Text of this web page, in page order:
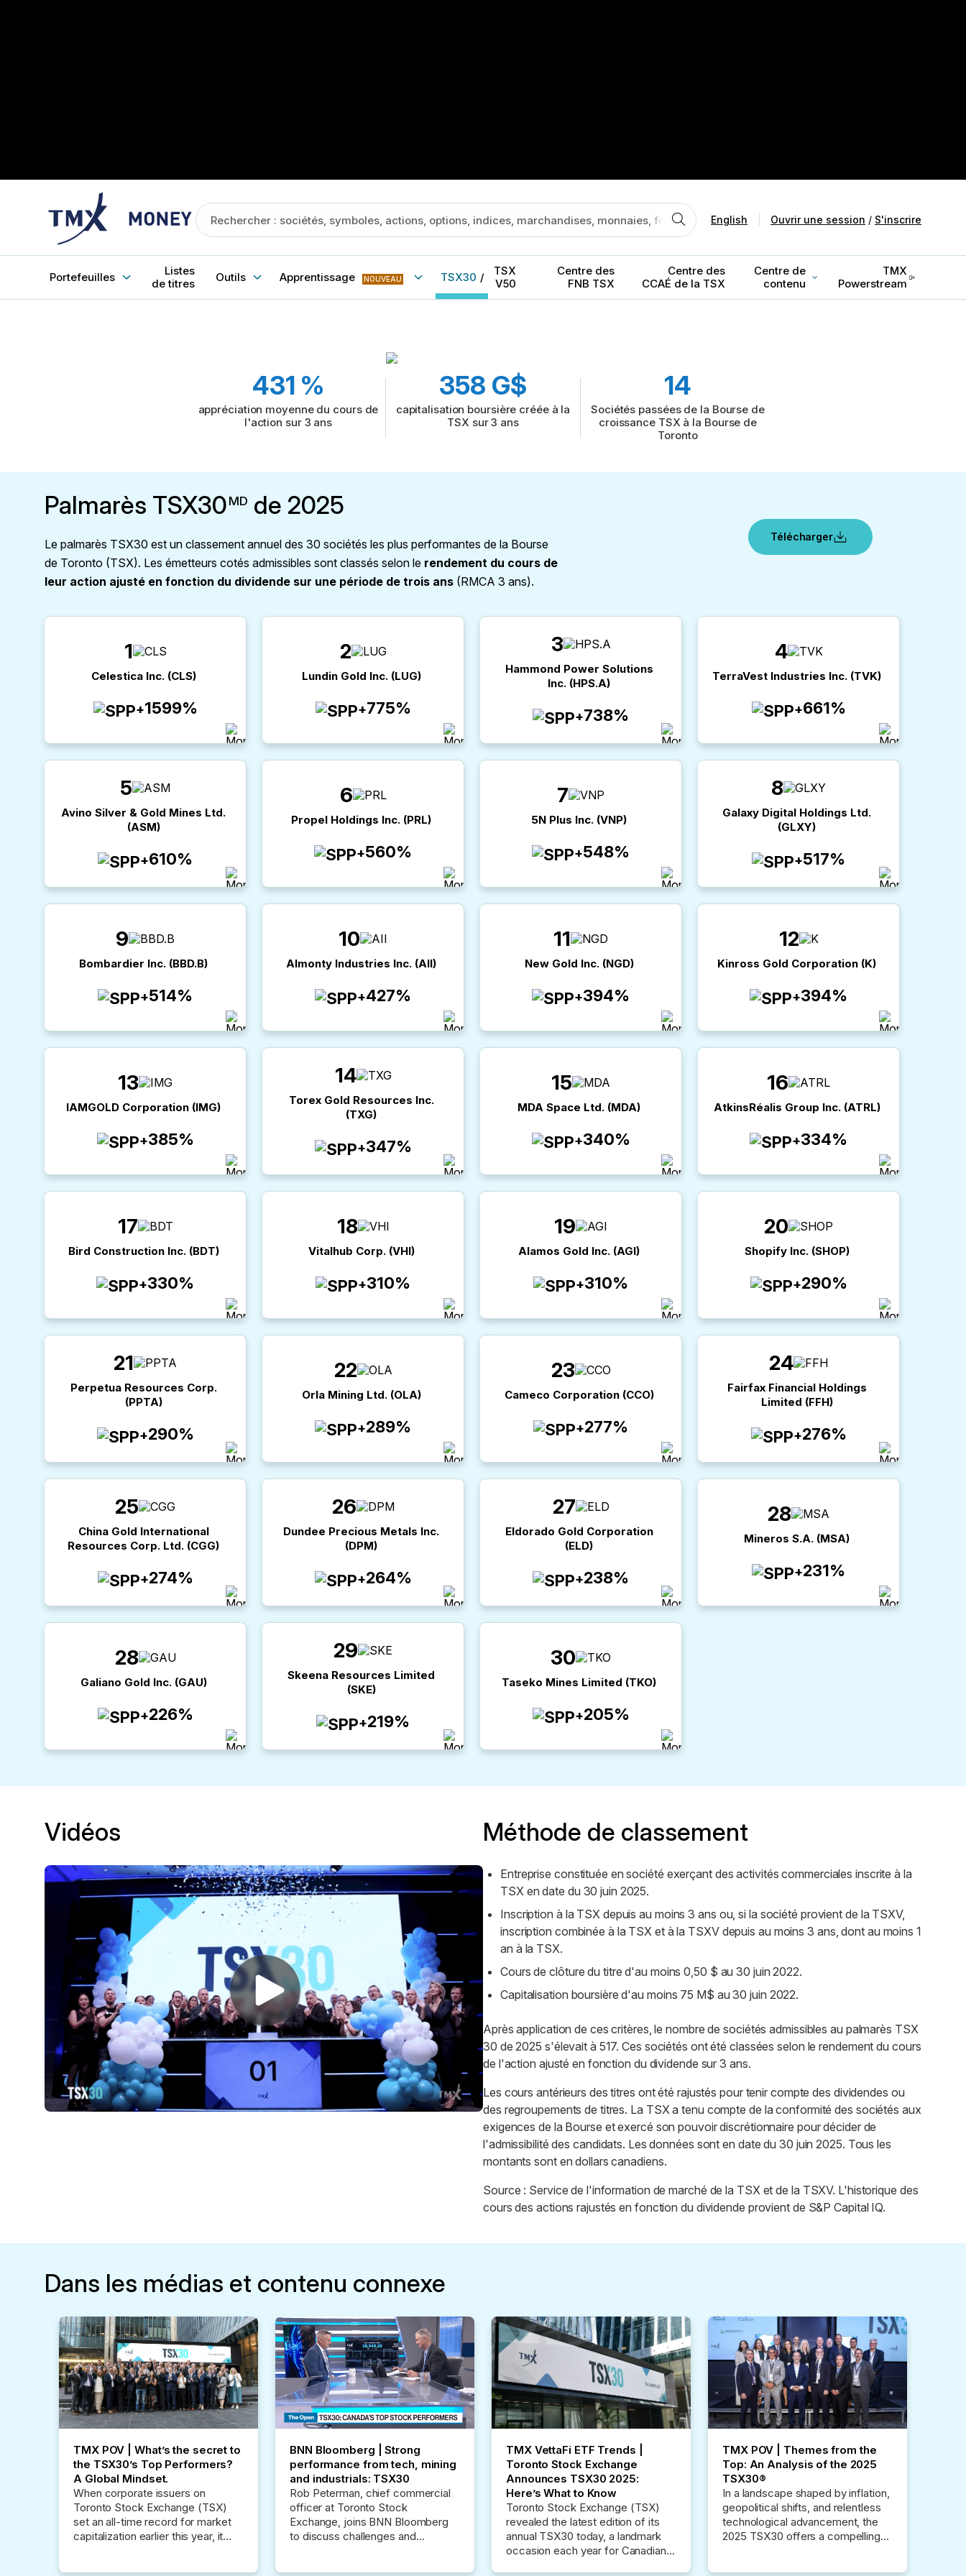
English Ouvrir une session / S'inscrire
Portefeuilles
Listes
de titres
Outils Apprentissage NOUVEAU TSX30 /
TSX
V50
Centre des
FNB TSX
Centre des
CCAÉ de la TSX
Centre de
contenu
TMX
Powerstream
431 %
appréciation moyenne du cours de
l'action sur 3 ans
358 G$
capitalisation boursière créée à la
TSX sur 3 ans
14
Sociétés passées de la Bourse de
croissance TSX à la Bourse de
Toronto
Palmarès TSX30 MD de 2025
Le palmarès TSX30 est un classement annuel des 30 sociétés les plus performantes de la Bourse
de Toronto (TSX). Les émetteurs cotés admissibles sont classés selon le rendement du cours de
leur action ajusté en fonction du dividende sur une période de trois ans (RMCA 3 ans).
Télécharger
1
Celestica Inc. (CLS)
+1599%
2
Lundin Gold Inc. (LUG)
+775%
3
Hammond Power Solutions
Inc. (HPS.A)
+738%
4
TerraVest Industries Inc. (TVK)
+661%
5
Avino Silver & Gold Mines Ltd.
(ASM)
+610%
6
Propel Holdings Inc. (PRL)
+560%
7
5N Plus Inc. (VNP)
+548%
8
Galaxy Digital Holdings Ltd.
(GLXY)
+517%
9
Bombardier Inc. (BBD.B)
+514%
10
Almonty Industries Inc. (AII)
+427%
11
New Gold Inc. (NGD)
+394%
12
Kinross Gold Corporation (K)
+394%
13
IAMGOLD Corporation (IMG)
+385%
14
Torex Gold Resources Inc.
(TXG)
+347%
15
MDA Space Ltd. (MDA)
+340%
16
AtkinsRéalis Group Inc. (ATRL)
+334%
17
Bird Construction Inc. (BDT)
+330%
18
Vitalhub Corp. (VHI)
+310%
19
Alamos Gold Inc. (AGI)
+310%
20
Shopify Inc. (SHOP)
+290%
21
Perpetua Resources Corp.
(PPTA)
+290%
22
Orla Mining Ltd. (OLA)
+289%
23
Cameco Corporation (CCO)
+277%
24
Fairfax Financial Holdings
Limited (FFH)
+276%
25
China Gold International
Resources Corp. Ltd. (CGG)
+274%
26
Dundee Precious Metals Inc.
(DPM)
+264%
27
Eldorado Gold Corporation
(ELD)
+238%
28
Mineros S.A. (MSA)
+231%
28
Galiano Gold Inc. (GAU)
+226%
29
Skeena Resources Limited
(SKE)
+219%
30
Taseko Mines Limited (TKO)
+205%
Vidéos Méthode de classement
Entreprise constituée en société exerçant des activités commerciales inscrite à la
TSX en date du 30 juin 2025.
Inscription à la TSX depuis au moins 3 ans ou, si la société provient de la TSXV,
inscription combinée à la TSX et à la TSXV depuis au moins 3 ans, dont au moins 1
an à la TSX.
Cours de clôture du titre d'au moins 0,50 $ au 30 juin 2022.
Capitalisation boursière d'au moins 75 M$ au 30 juin 2022.
Après application de ces critères, le nombre de sociétés admissibles au palmarès TSX
30 de 2025 s'élevait à 517. Ces sociétés ont été classées selon le rendement du cours
de l'action ajusté en fonction du dividende sur 3 ans.
Les cours antérieurs des titres ont été rajustés pour tenir compte des dividendes ou
des regroupements de titres. La TSX a tenu compte de la conformité des sociétés aux
exigences de la Bourse et exercé son pouvoir discrétionnaire pour décider de
l'admissibilité des candidats. Les données sont en date du 30 juin 2025. Tous les
montants sont en dollars canadiens.
Source : Service de l'information de marché de la TSX et de la TSXV. L'historique des
cours des actions rajustés en fonction du dividende provient de S&P Capital IQ.
Dans les médias et contenu connexe
TMX POV | What’s the secret to
the TSX30’s Top Performers?
A Global Mindset.
When corporate issuers on
Toronto Stock Exchange (TSX)
set an all-time record for market
capitalization earlier this year, it
BNN Bloomberg | Strong
performance from tech, mining
and industrials: TSX30
Rob Peterman, chief commercial
officer at Toronto Stock
Exchange, joins BNN Bloomberg
to discuss challenges and
TMX VettaFi ETF Trends |
Toronto Stock Exchange
Announces TSX30 2025:
Here’s What to Know
Toronto Stock Exchange (TSX)
revealed the latest edition of its
annual TSX30 today, a landmark
occasion each year for Canadian
TMX POV | Themes from the
Top: An Analysis of the 2025
TSX30®
In a landscape shaped by inflation,
geopolitical shifts, and relentless
technological advancement, the
2025 TSX30 offers a compelling